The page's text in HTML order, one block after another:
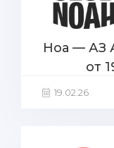
Ноа — АЗ
от
19.02.26